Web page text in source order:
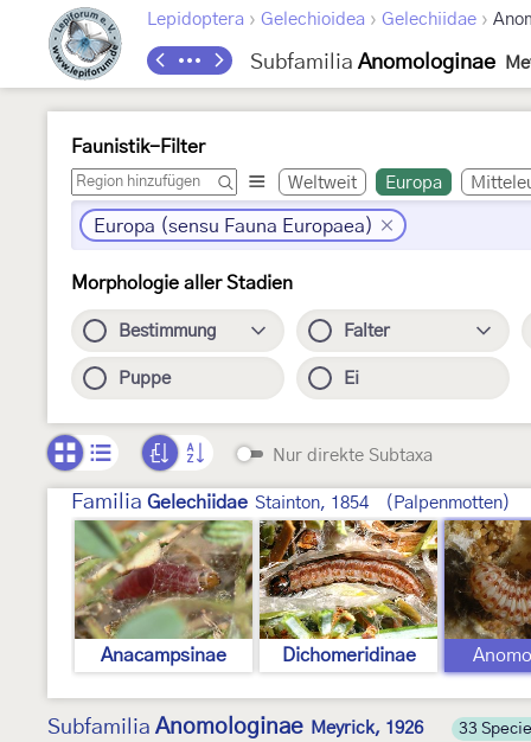
Lepidoptera › Gelechioidea › Gelechiidae ›
Subfamilia Anomologinae
Faunistik-Filter
Weltweit Europa
Europa (sensu Fauna Europaea)
Morphologie aller Stadien
Bestimmung Falter
Puppe Ei
Nur direkte Subtaxa
Familia Gelechiidae Stainton, 1854 (Palpenmotten)
Anacampsinae Dichomeridinae
Subfamilia Anomologinae Meyrick, 1926 33